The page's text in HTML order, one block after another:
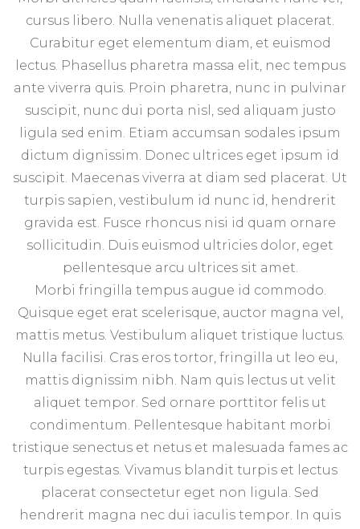
cursus libero. Nulla venenatis aliquet placerat.
Curabitur eget elementum diam, et euismod
lectus. Phasellus pharetra massa elit, nec tempus
ante viverra quis. Proin pharetra, nunc in pulvinar
suscipit, nunc dui porta nisl, sed aliquam justo
ligula sed enim. Etiam accumsan sodales ipsum
dictum dignissim. Donec ultrices eget ipsum id
suscipit. Maecenas viverra at diam sed placerat. Ut
turpis sapien, vestibulum id nunc id, hendrerit
gravida est. Fusce rhoncus nisi id quam ornare
sollicitudin. Duis euismod ultricies dolor, eget
pellentesque arcu ultrices sit amet.
Morbi fringilla tempus augue id commodo.
Quisque eget erat scelerisque, auctor magna vel,
mattis metus. Vestibulum aliquet tristique luctus.
Nulla facilisi. Cras eros tortor, fringilla ut leo eu,
mattis dignissim nibh. Nam quis lectus ut velit
aliquet tempor. Sed ornare porttitor felis ut
condimentum. Pellentesque habitant morbi
tristique senectus et netus et malesuada fames ac
turpis egestas. Vivamus blandit turpis et lectus
placerat consectetur eget non ligula. Sed
hendrerit magna nec dui iaculis tempor. In quis